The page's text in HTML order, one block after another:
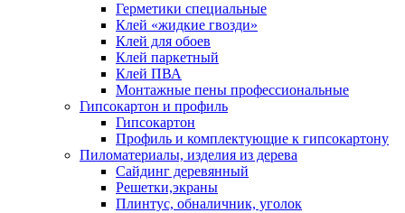
Герметики специальные
Клей «жидкие гвозди»
Клей для обоев
Клей паркетный
Клей ПВА
Монтажные пены профессиональные
Гипсокартон и профиль
Гипсокартон
Профиль и комплектующие к гипсокартону
Пиломатериалы, изделия из дерева
Сайдинг деревянный
Решетки,экраны
Плинтус, обналичник, уголок